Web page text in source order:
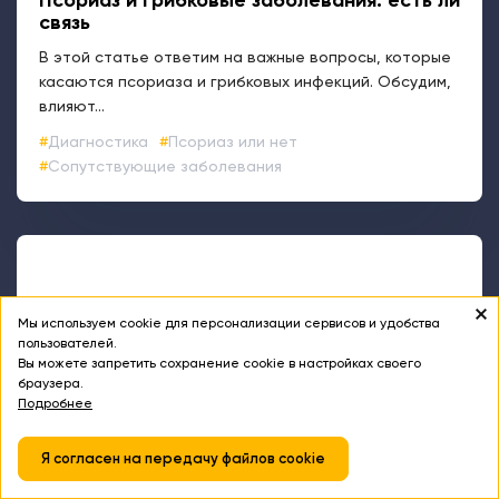
связь
В этой статье ответим на важные вопросы, которые
касаются псориаза и грибковых инфекций. Обсудим,
влияют...
Диагностика
Псориаз или нет
Сопутствующие заболевания
Мы используем cookie для персонализации сервисов и удобства
пользователей.
Вы можете запретить сохранение cookie в настройках своего
браузера.
Подробнее
Я согласен на передачу файлов cookie